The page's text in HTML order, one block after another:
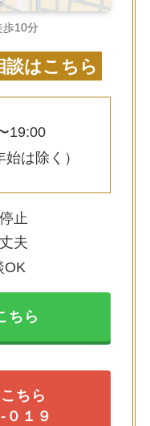
歩10分
談はこちら
19:00
は除く）
止
夫
OK
ちら
ちら
０１９